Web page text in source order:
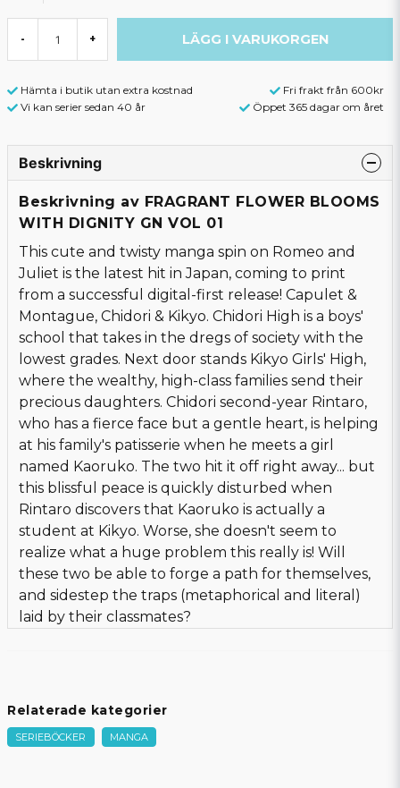
- + LÄGG I VARUKORGEN
Hämta i butik utan extra kostnad
Fri frakt från 600kr
Vi kan serier sedan 40 år
Öppet 365 dagar om året
Beskrivning
Beskrivning av FRAGRANT FLOWER BLOOMS
WITH DIGNITY GN VOL 01
This cute and twisty manga spin on Romeo and
Juliet is the latest hit in Japan, coming to print
from a successful digital-first release! Capulet &
Montague, Chidori & Kikyo. Chidori High is a boys'
school that takes in the dregs of society with the
lowest grades. Next door stands Kikyo Girls' High,
where the wealthy, high-class families send their
precious daughters. Chidori second-year Rintaro,
who has a fierce face but a gentle heart, is helping
at his family's patisserie when he meets a girl
named Kaoruko. The two hit it off right away... but
this blissful peace is quickly disturbed when
Rintaro discovers that Kaoruko is actually a
student at Kikyo. Worse, she doesn't seem to
realize what a huge problem this really is! Will
these two be able to forge a path for themselves,
and sidestep the traps (metaphorical and literal)
laid by their classmates?
Relaterade kategorier
SERIEBÖCKER MANGA